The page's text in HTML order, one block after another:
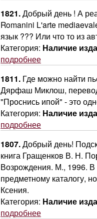
1821.Добрый день ! А
Romanini L'arte
язык ??? Или что то из
Категория: Наличие
подробнее
1811. Где можно найти
Дярфаш Миклош,
"Проснись ипой" - это
Категория: Наличие
подробнее
1807.Добрый день!
книга Гращенков В. Н.
Возрождения. М., 1996.
предметному каталогу,
Ксения.
Категория: Наличие
подробнее